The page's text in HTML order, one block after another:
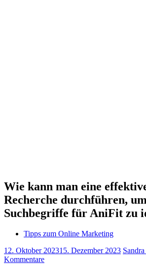
Wie kann man eine
Recherche durchführen,
Suchbegriffe für AniFit zu
Tipps zum Online Marketing
12. Oktober 202315. Dezember 2023
Kommentare